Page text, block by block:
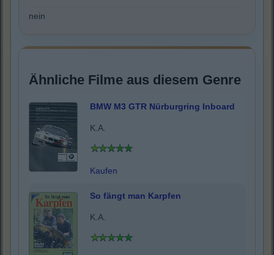
nein
Ähnliche Filme aus diesem Genre
BMW M3 GTR Nürburgring Inboard
K.A.
Kaufen
So fängt man Karpfen
K.A.